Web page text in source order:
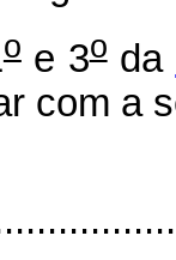
oe 3oda
com a